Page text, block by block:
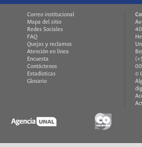
Correo institucional
Mapa del sitio
Redes Sociales
FAQ
Quejas y reclamos
Atención en línea
Encuesta
Contáctenos
Estadísticas
Glosario
©